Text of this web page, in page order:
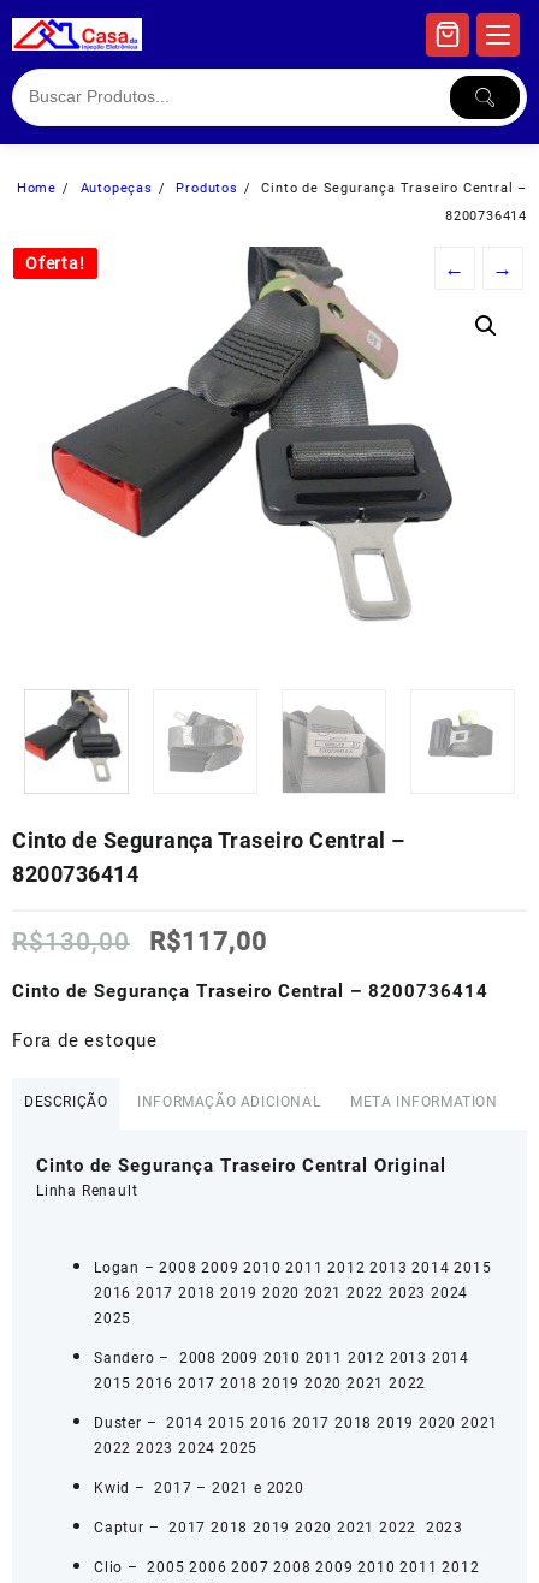
to
Home Autopeças Produtos
Cinto de Segurança Traseiro Central –
8200736414
Oferta! ← →
Cinto de Segurança Traseiro Central –
8200736414
R$130,00
O
original
R$130,00.
R$117,00
atual
Cinto de Segurança Traseiro Central – 8200736414
Fora de estoque
DESCRIÇÃO INFORMAÇÃO ADICIONAL META INFORMATION
Cinto de Segurança Traseiro Central Original
Linha Renault
Logan – 2008 2009 2010 2011 2012 2013 2014 2015
2016 2017 2018 2019 2020 2021 2022 2023 2024
2025
Sandero – 2008 2009 2010 2011 2012 2013 2014
2015 2016 2017 2018 2019 2020 2021 2022
Duster – 2014 2015 2016 2017 2018 2019 2020 2021
2022 2023 2024 2025
Kwid – 2017 – 2021 e 2020
Captur – 2017 2018 2019 2020 2021 2022 2023
Clio – 2005 2006 2007 2008 2009 2010 2011 2012
Oferta!